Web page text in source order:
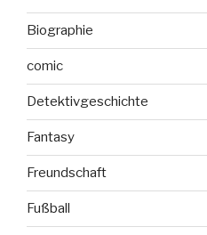
Biographie
comic
Detektivgeschichte
Fantasy
Freundschaft
Fußball